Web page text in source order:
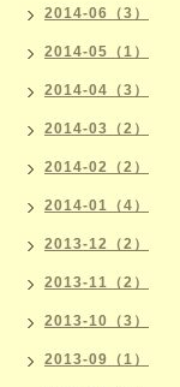
2014-06（3）
2014-05（1）
2014-04（3）
2014-03（2）
2014-02（2）
2014-01（4）
2013-12（2）
2013-11（2）
2013-10（3）
2013-09（1）